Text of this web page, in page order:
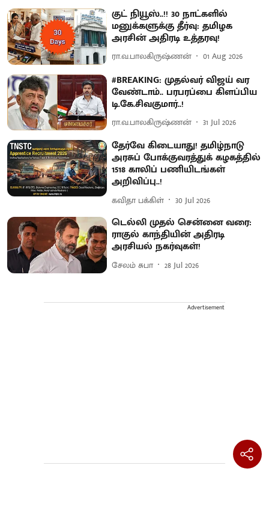
குட் நியூஸ்..!! 30 நாட்களில்
மனுக்களுக்கு தீர்வு: தமிழக
அரசின் அதிரடி உத்தரவு!
ரா.வ.பாலகிருஷ்ணன் 01 Aug 2026
#BREAKING: முதல்வர் விஜய் வர
வேண்டாம்.. பரபரப்பை கிளப்பிய
டி.கே.சிவகுமார்..!
ரா.வ.பாலகிருஷ்ணன் 31 Jul 2026
தேர்வே கிடையாது! தமிழ்நாடு
அரசுப் போக்குவரத்துக் கழகத்தில்
1518 காலிப் பணியிடங்கள்
அறிவிப்பு..!
கவிதா பக்கிள் 30 Jul 2026
டெல்லி முதல் சென்னை வரை:
ராகுல் காந்தியின் அதிரடி
அரசியல் நகர்வுகள்!
சேலம் சுபா 28 Jul 2026
Advertisement